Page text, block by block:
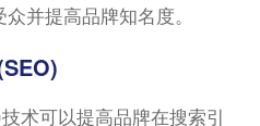
并提高品牌知名度。
术可以提高品牌在搜索引